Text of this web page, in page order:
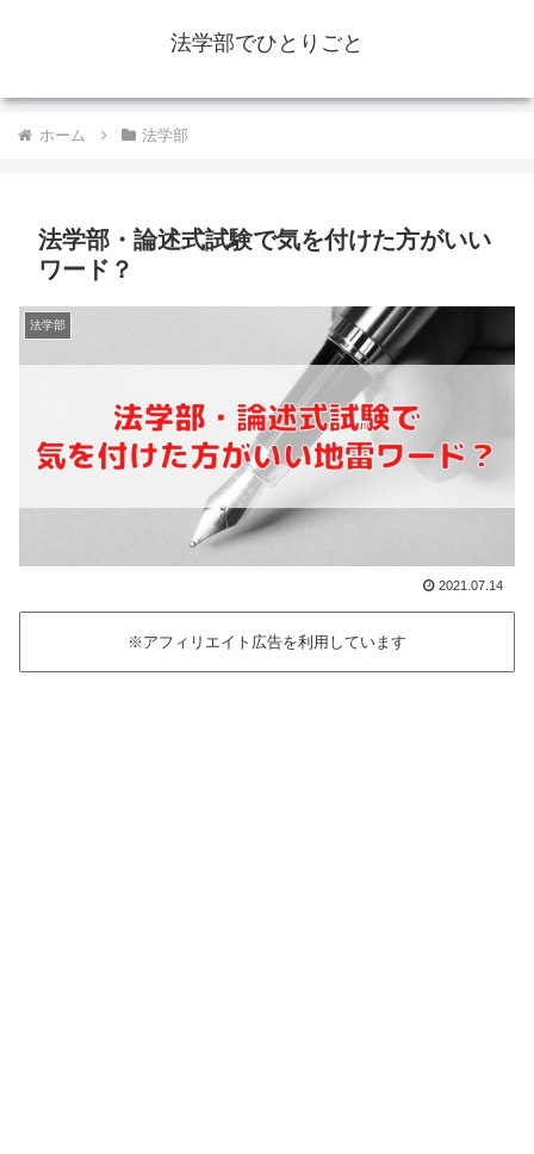
法学部でひとりごと
ホーム 法学部
法学部・論述式試験で気を付けた方がいい
ワード？
法学部
2021.07.14
※アフィリエイト広告を利用しています